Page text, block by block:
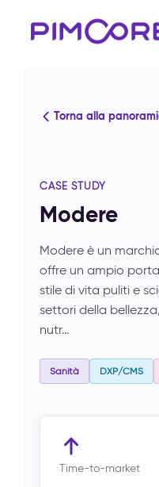
Torna alla
CASE STUDY
Modere
Modere è un
offre un ampio
stile di vita puliti e
settori della
nutr…
Sanità DXP/CMS
Time-to-market